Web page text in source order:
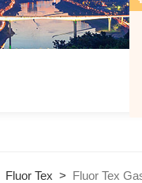
Fluor Tex > Fluor Tex